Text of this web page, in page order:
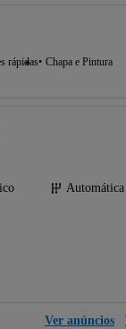
rápidas Chapa e Pintura
Automática
Ver anúncios